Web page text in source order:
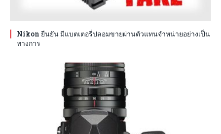
Nikon ยืนยัน มีแบตเตอรี่ปลอมขายผ่านตัวแทนจำหน่ายอย่างเป็น
ทางการ